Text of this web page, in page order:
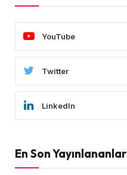
YouTube
Twitter
LinkedIn
En Son Yayınlananlar